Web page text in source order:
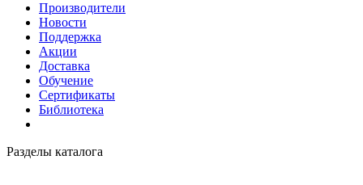
Производители
Новости
Поддержка
Акции
Доставка
Обучение
Сертификаты
Библиотека
Разделы каталога